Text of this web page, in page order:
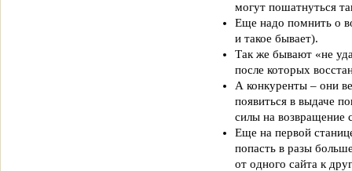
могут пошатнуться
Еще надо помнить о
и такое бывает).
Так же бывают «не
после которых
А конкуренты – они
появиться в выдаче
силы на возвращение
Еще на первой
попасть в разы
от одного сайта к